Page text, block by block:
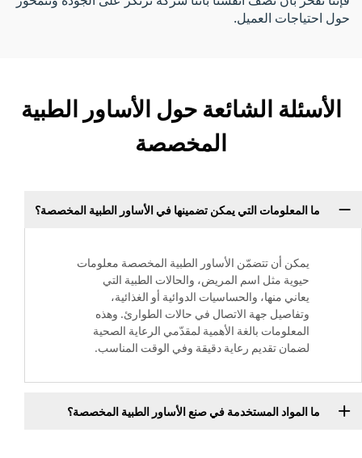
حول احتياجات العميل.
الأسئلة الشائعة حول الأساور الطبية
المخصصة
ما المعلومات التي يمكن تضمينها في الأساور الطبية المخصصة؟
يمكن أن تتضمّن الأساور الطبية المخصصة معلومات
حيوية مثل اسم المريض، والحالات الطبية التي
يعاني منها، والحساسيات الدوائية أو الغذائية،
وتفاصيل جهة الاتصال في حالات الطوارئ. وهذه
المعلومات بالغة الأهمية لمقدّمي الرعاية الصحية
لضمان تقديم رعاية دقيقة وفي الوقت المناسب.
ما المواد المستخدمة في صنع الأساور الطبية المخصصة؟